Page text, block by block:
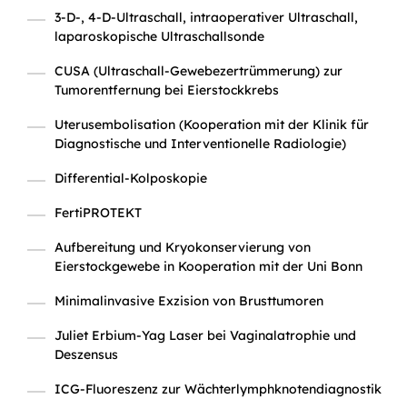
3-D-, 4-D-Ultraschall, intraoperativer Ultraschall,
laparoskopische Ultraschallsonde
CUSA (Ultraschall-Gewebezertrümmerung) zur
Tumorentfernung bei Eierstockkrebs
Uterusembolisation (Kooperation mit der Klinik für
Diagnostische und Interventionelle Radiologie)
Differential-Kolposkopie
FertiPROTEKT
Aufbereitung und Kryokonservierung von
Eierstockgewebe in Kooperation mit der Uni Bonn
Minimalinvasive Exzision von Brusttumoren
Juliet Erbium-Yag Laser bei Vaginalatrophie und
Deszensus
ICG-Fluoreszenz zur Wächterlymphknotendiagnostik